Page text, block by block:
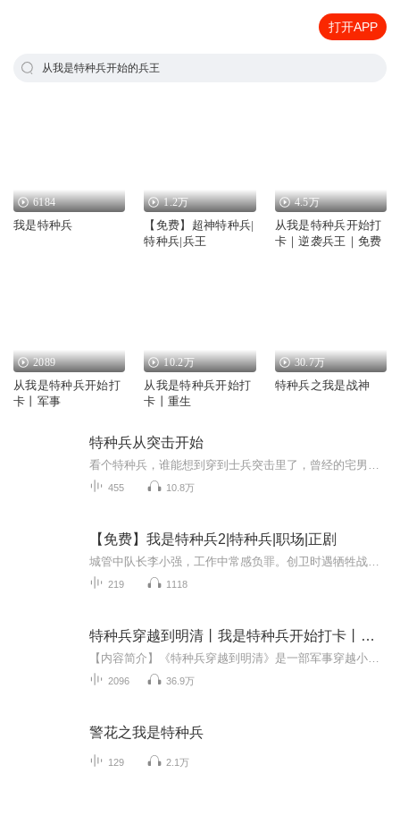
打开APP
从我是特种兵开始的兵王
6184
我是特种兵
1.2万
【免费】超神特种兵|
特种兵|兵王
4.5万
从我是特种兵开始打
卡｜逆袭兵王｜免费
2089
从我是特种兵开始打
卡丨军事
10.2万
从我是特种兵开始打
卡丨重生
30.7万
特种兵之我是战神
特种兵从突击开始
455 10.8万
【免费】我是特种兵2|特种兵|职场|正剧
219 1118
特种兵穿越到明清丨我是特种兵开始打卡丨军事军旅生涯
2096 36.9万
警花之我是特种兵
129 2.1万